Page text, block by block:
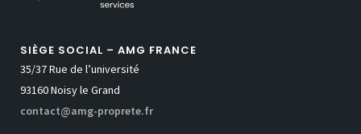
SIÈGE SOCIAL – AMG FRANCE
35/37 Rue de l’université
93160 Noisy le Grand
contact@amg-proprete.fr